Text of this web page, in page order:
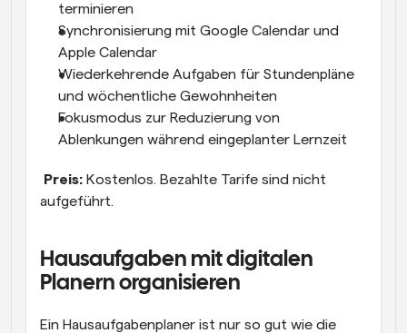
terminieren
Synchronisierung mit Google Calendar und
Apple Calendar
Wiederkehrende Aufgaben für Stundenpläne
und wöchentliche Gewohnheiten
Fokusmodus zur Reduzierung von
Ablenkungen während eingeplanter Lernzeit
Preis: Kostenlos. Bezahlte Tarife sind nicht
aufgeführt.
Hausaufgaben mit digitalen
Planern organisieren
Ein Hausaufgabenplaner ist nur so gut wie die